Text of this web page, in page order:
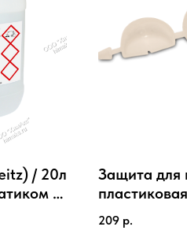
/ 20л
и
Защита для
209 р.